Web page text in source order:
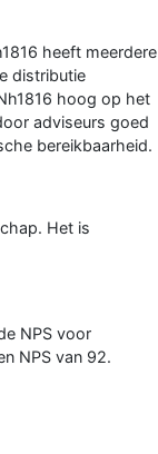
heeft meerdere
distributie
hoog op het
adviseurs goed
bereikbaarheid.
Het is
NPS voor
NPS van 92.